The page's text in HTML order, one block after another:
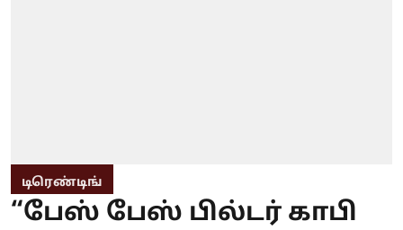
டிரெண்டிங்
“பேஸ் பேஸ் பில்டர் காபி